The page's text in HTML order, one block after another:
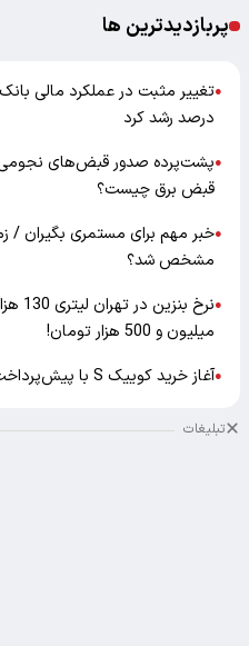
پربازدیدترین ها
●
درصد رشد کرد
●پشت‌پرده صدور قبض‌های نجومی
قبض برق چیست؟
●خبر مهم برای مستمری بگیران /
مشخص شد؟
●
میلیون و 500 هزار تومان!
●آغاز خرید کوییک S با پیش‌پرداخت ۴۹۹ میلیونی
تبلیغات